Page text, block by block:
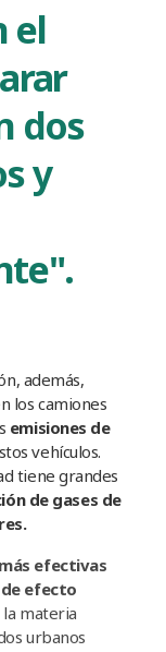
el
dos
y
además,
los camiones
emisiones de
vehí­culos.
tiene grandes
de gases de
efectivas
de efecto
la materia
urbanos